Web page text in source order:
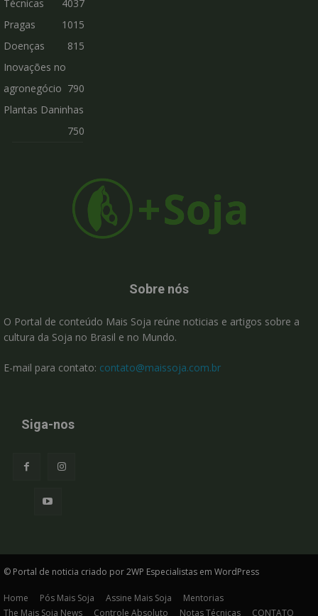
Técnicas
4037
Pragas
1015
Doenças
815
Inovações no
agronegócio 790
Plantas Daninhas
750
Sobre nós
O Portal de conteúdo Mais Soja reúne noticias e artigos sobre a
cultura da Soja no Brasil e no Mundo.
E-mail para contato: contato@maissoja.com.br
Siga-nos
© Portal de noticia criado por 2WP Especialistas em WordPress
Home Pós Mais Soja Assine Mais Soja
Mentorias
The Mais Soja News
Controle Absoluto Notas Técnicas CONTATO